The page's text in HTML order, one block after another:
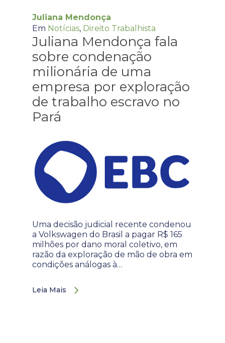
Juliana Mendonça
Em Notícias, Direito Trabalhista
Juliana Mendonça fala
sobre condenação
milionária de uma
empresa por exploração
de trabalho escravo no
Pará
Uma decisão judicial recente condenou
a Volkswagen do Brasil a pagar R$ 165
milhões por dano moral coletivo, em
razão da exploração de mão de obra em
condições análogas à…
Leia Mais